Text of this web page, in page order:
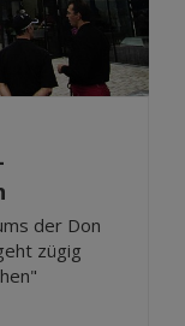
der Don
zügig